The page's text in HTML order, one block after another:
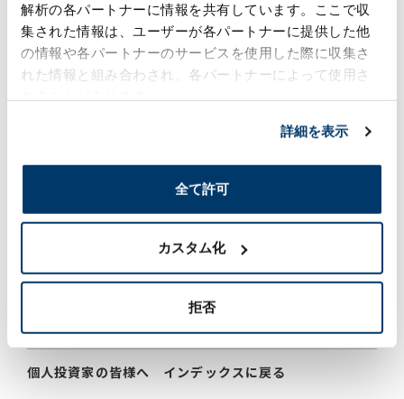
解析の各パートナーに情報を共有しています。ここで収
集された情報は、ユーザーが各パートナーに提供した他
の情報や各パートナーのサービスを使用した際に収集さ
れた情報と組み合わされ、各パートナーによって使用さ
詳細を表示
全て許可
カスタム化
拒否
個人投資家の皆様へ インデックスに戻る